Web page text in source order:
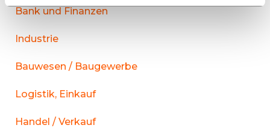
Bank und Finanzen
Industrie
Bauwesen / Baugewerbe
Logistik, Einkauf
Handel / Verkauf